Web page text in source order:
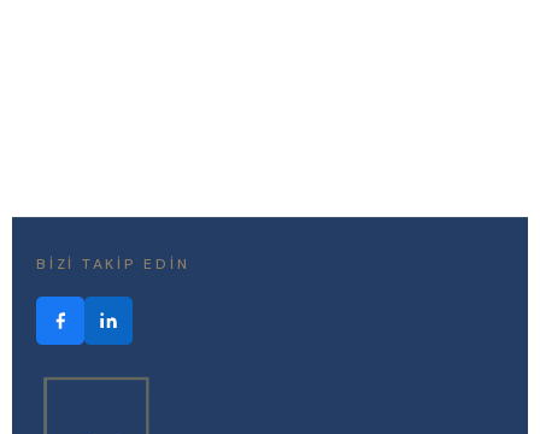
BIZI TAKIP EDIN